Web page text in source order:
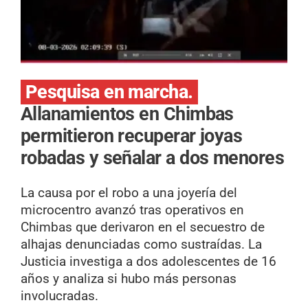
Pesquisa en marcha.
Allanamientos en Chimbas
permitieron recuperar joyas
robadas y señalar a dos menores
La causa por el robo a una joyería del
microcentro avanzó tras operativos en
Chimbas que derivaron en el secuestro de
alhajas denunciadas como sustraídas. La
Justicia investiga a dos adolescentes de 16
años y analiza si hubo más personas
involucradas.